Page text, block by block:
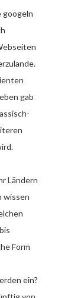
googeln
gab
Ländern
wissen
Form
ein?